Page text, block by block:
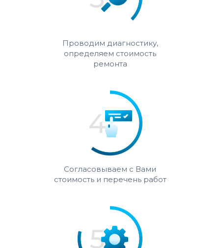
Проводим диагностику,
определяем стоимость
ремонта
Согласовываем с Вами
стоимость и перечень работ